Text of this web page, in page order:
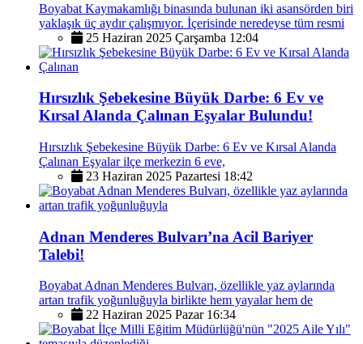
Boyabat Kaymakamlığı binasında bulunan iki asansörden biri
yaklaşık üç aydır çalışmıyor. İçerisinde neredeyse tüm resmi
25 Haziran 2025 Çarşamba 12:04
Hırsızlık Şebekesine Büyük Darbe: 6 Ev ve
Kırsal Alanda Çalınan Eşyalar Bulundu!
Hırsızlık Şebekesine Büyük Darbe: 6 Ev ve Kırsal Alanda
Çalınan Eşyalar ilçe merkezin 6 eve,
23 Haziran 2025 Pazartesi 18:42
Adnan Menderes Bulvarı’na Acil Bariyer
Talebi!
Boyabat Adnan Menderes Bulvarı, özellikle yaz aylarında
artan trafik yoğunluğuyla birlikte hem yayalar hem de
22 Haziran 2025 Pazar 16:34